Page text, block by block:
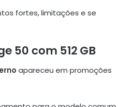
fortes, limitações e se
50 com 512 GB
apareceu em promoções